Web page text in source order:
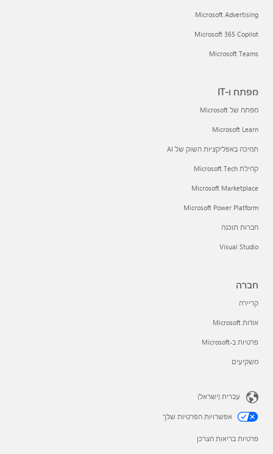
Microsoft Advertising
Microsoft 365 Copilot
Microsoft Teams
מפתח ו-IT
מפתח של Microsoft
Microsoft Learn
תמיכה באפליקציות השוק של AI
קהילת Microsoft Tech
Microsoft Marketplace
Microsoft Power Platform
חברות תוכנה
Visual Studio
חברה
קריירה
אודות Microsoft
פרטיות ב-Microsoft
משקיעים
עברית (ישראל)
אפשרויות הפרטיות שלך
פרטיות בריאות הצרכן